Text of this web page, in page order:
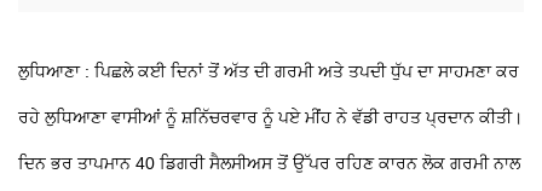
ਲੁਧਿਆਣਾ : ਪਿਛਲੇ ਕਈ ਦਿਨਾਂ ਤੋਂ ਅੱਤ ਦੀ ਗਰਮੀ ਅਤੇ ਤਪਦੀ ਧੁੱਪ ਦਾ ਸਾਹਮਣਾ ਕਰ
ਰਹੇ ਲੁਧਿਆਣਾ ਵਾਸੀਆਂ ਨੂੰ ਸ਼ਨਿੱਚਰਵਾਰ ਨੂੰ ਪਏ ਮੀਂਹ ਨੇ ਵੱਡੀ ਰਾਹਤ ਪ੍ਰਦਾਨ ਕੀਤੀ।
ਦਿਨ ਭਰ ਤਾਪਮਾਨ 40 ਡਿਗਰੀ ਸੈਲਸੀਅਸ ਤੋਂ ਉੱਪਰ ਰਹਿਣ ਕਾਰਨ ਲੋਕ ਗਰਮੀ ਨਾਲ